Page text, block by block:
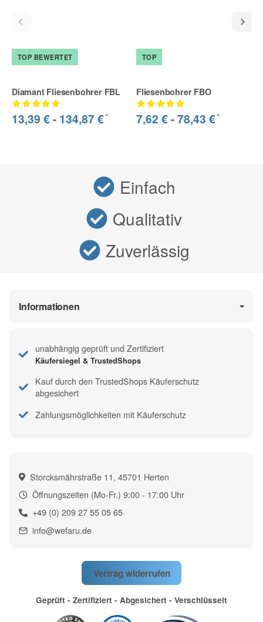
TOP BEWERTET
Diamant Fliesenbohrer FBL
13,39 € - 134,87 €*
TOP
Fliesenbohrer FBO
7,62 € -78,43 €*
Einfach
Qualitativ
Zuverlässig
Storcksmährstraße 11, 45701 Herten
Öffnungszeiten (Mo-Fr.) 9:00 - 17:00 Uhr
+49 (0) 209 27 55 05 65
info@wefaru.de
Informationen
unabhängig geprüft und Zertifiziert
Käufersiegel & TrustedShops
Kauf durch den TrustedShops Käuferschutz
abgesichert
Zahlungsmöglichkeiten mit Käuferschutz
Vertrag widerrufen
Geprüft - Zertifiziert - Abgesichert - Verschlüsselt